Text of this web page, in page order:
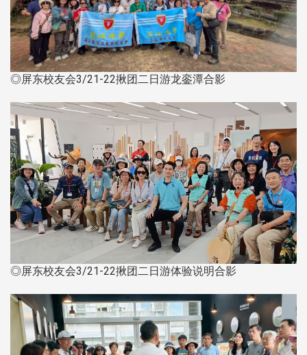
◎屏东校友会3/21-22揪团二日游龙銮潭合影
◎屏东校友会3/21-22揪团二日游体验说明合影